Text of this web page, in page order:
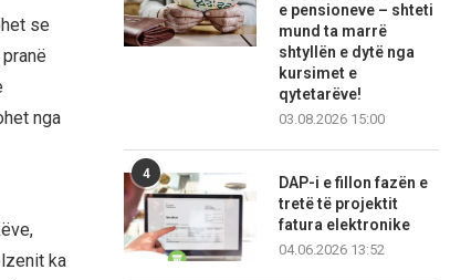
se
nga
ka
e pensioneve – shteti
mund ta marrë
shtyllën e dytë nga
kursimet e
qytetarëve!
03.08.2026 15:00
4
DAP-i e fillon fazën e
tretë të projektit
fatura elektronike
04.06.2026 13:52